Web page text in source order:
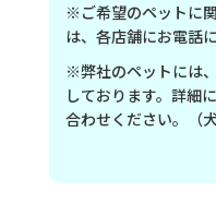
※ご希望のペットに
は、各店舗にお電話
※弊社のペットには
しております。詳細
合わせください。（犬